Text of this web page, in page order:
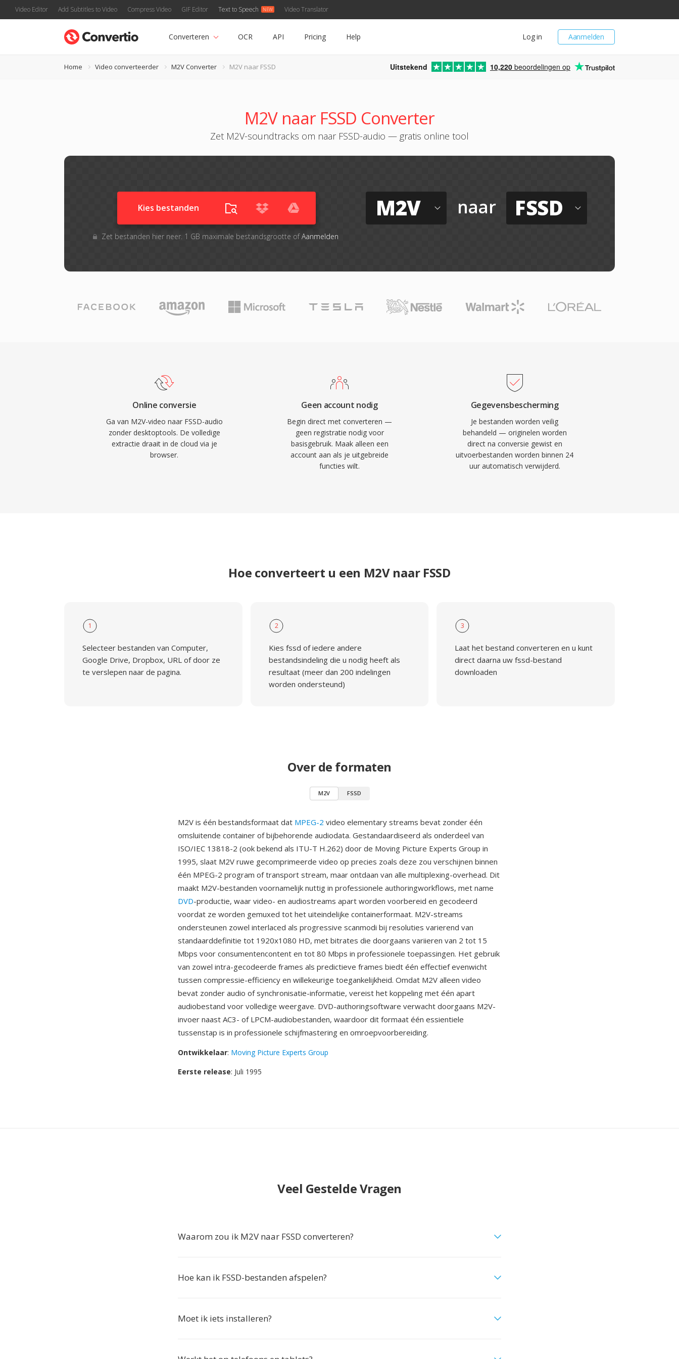
Video Editor Add Subtitles to Video Compress Video GIF Editor Text to Speech Video Translator
Aanmelden
Log in
Converteren OCR API Pricing Help
Home Video converteerder M2V Converter M2V naar FSSD Uitstekend 10,220 beoordelingen op
M2V naar FSSD Converter
Zet M2V-soundtracks om naar FSSD-audio — gratis online tool
Kies bestanden
Zet bestanden hier neer. 1 GB maximale bestandsgrootte ofAanmelden
M2V naar FSSD
Online conversie
Ga van M2V-video naar FSSD-audio
zonder desktoptools. De volledige
extractie draait in de cloud via je
browser.
Geen account nodig
Begin direct met converteren —
geen registratie nodig voor
basisgebruik. Maak alleen een
account aan als je uitgebreide
functies wilt.
Gegevensbescherming
Je bestanden worden veilig
behandeld — originelen worden
direct na conversie gewist en
uitvoerbestanden worden binnen 24
uur automatisch verwijderd.
Hoe converteert u een M2V naar FSSD
1
Selecteer bestanden van Computer,
Google Drive, Dropbox, URL of door ze
te verslepen naar de pagina.
2
Kies fssd of iedere andere
bestandsindeling die u nodig heeft als
resultaat (meer dan 200 indelingen
worden ondersteund)
3
Laat het bestand converteren en u kunt
direct daarna uw fssd-bestand
downloaden
Over de formaten
M2V FSSD
M2V is één bestandsformaat dat MPEG-2 video elementary streams bevat zonder één
omsluitende container of bijbehorende audiodata. Gestandaardiseerd als onderdeel van
ISO/IEC 13818-2 (ook bekend als ITU-T H.262) door de Moving Picture Experts Group in
1995, slaat M2V ruwe gecomprimeerde video op precies zoals deze zou verschijnen binnen
één MPEG-2 program of transport stream, maar ontdaan van alle multiplexing-overhead. Dit
maakt M2V-bestanden voornamelijk nuttig in professionele authoringworkflows, met name
DVD-productie, waar video- en audiostreams apart worden voorbereid en gecodeerd
voordat ze worden gemuxed tot het uiteindelijke containerformaat. M2V-streams
ondersteunen zowel interlaced als progressive scanmodi bij resoluties varierend van
standaarddefinitie tot 1920x1080 HD, met bitrates die doorgaans variieren van 2 tot 15
Mbps voor consumentencontent en tot 80 Mbps in professionele toepassingen. Het gebruik
van zowel intra-gecodeerde frames als predictieve frames biedt één effectief evenwicht
tussen compressie-efficiency en willekeurige toegankelijkheid. Omdat M2V alleen video
bevat zonder audio of synchronisatie-informatie, vereist het koppeling met één apart
audiobestand voor volledige weergave. DVD-authoringsoftware verwacht doorgaans M2V-
invoer naast AC3- of LPCM-audiobestanden, waardoor dit formaat één essientiele
tussenstap is in professionele schijfmastering en omroepvoorbereiding.
Ontwikkelaar: Moving Picture Experts Group
Eerste release: Juli 1995
Veel Gestelde Vragen
Waarom zou ik M2V naar FSSD converteren?
Hoe kan ik FSSD-bestanden afspelen?
Moet ik iets installeren?